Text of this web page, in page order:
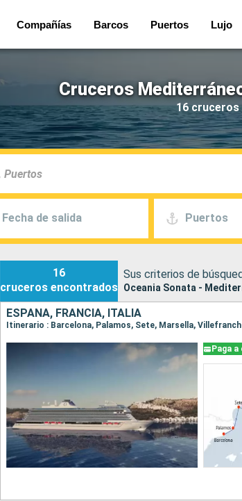
Compañías Barcos Puertos Lujo
Cruceros
16
Fecha de salida Puertos
16
cruceros encontrados
Sus criterios de
Oceania Sonata -
ESPAÑA, FRANCIA, ITALIA
Paga